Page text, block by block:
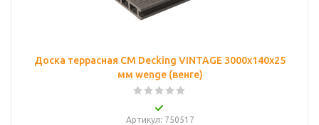
Доска террасная CM Decking VINTAGE 3000х140х25
мм wenge (венге)
Артикул: 750517